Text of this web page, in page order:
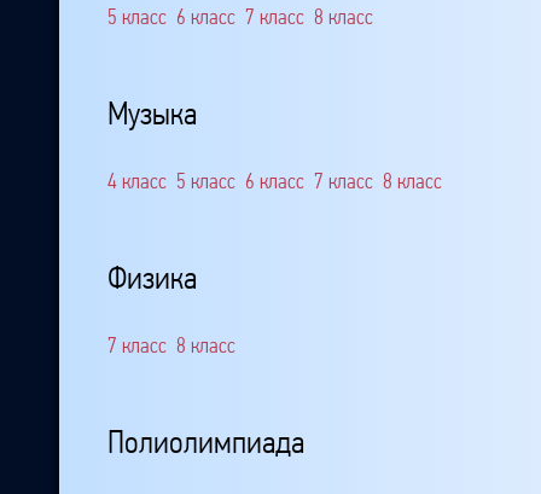
5 класс 6 класс 7 класс 8 класс
Музыка
4 класс 5 класс 6 класс 7 класс 8 класс
Физика
7 класс 8 класс
Полиолимпиада